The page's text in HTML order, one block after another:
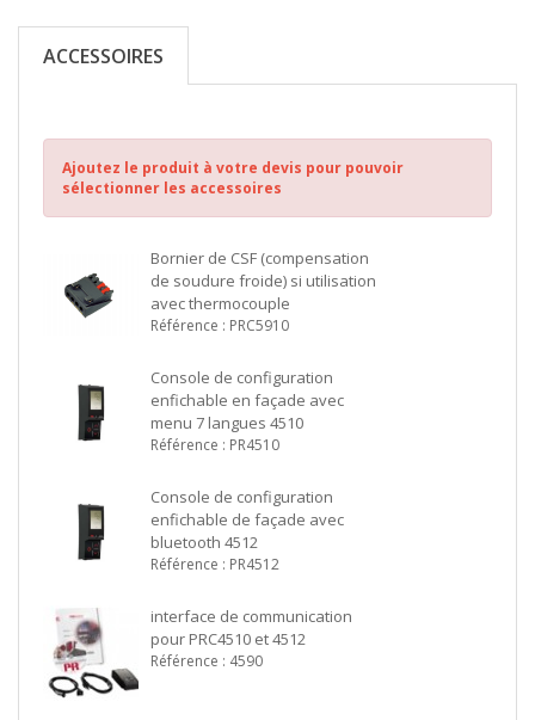
ACCESSOIRES
Ajoutez le produit à votre devis pour pouvoir
sélectionner les accessoires
Bornier de CSF (compensation
de soudure froide) si utilisation
avec thermocouple
Référence : PRC5910
Console de configuration
enfichable en façade avec
menu 7 langues 4510
Référence : PR4510
Console de configuration
enfichable de façade avec
bluetooth 4512
Référence : PR4512
interface de communication
pour PRC4510 et 4512
Référence : 4590